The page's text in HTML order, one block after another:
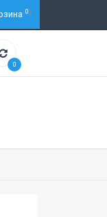
0
(0)